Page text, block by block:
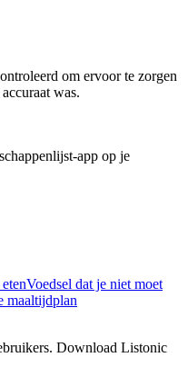
om ervoor te zorgen
was.
app op je
Voedsel dat je niet moet
maaltijdplan
Download Listonic